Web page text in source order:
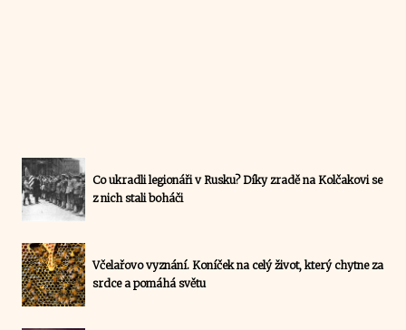
Co ukradli legionáři v Rusku? Díky zradě na Kolčakovi se
z nich stali boháči
Včelařovo vyznání. Koníček na celý život, který chytne za
srdce a pomáhá světu